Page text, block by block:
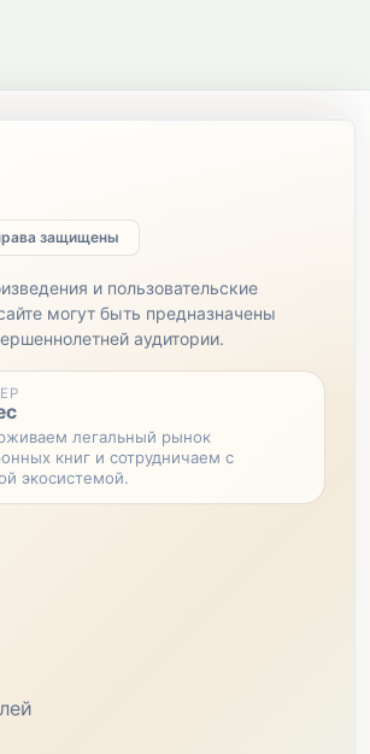
защищены
и пользовательские
могут быть предназначены
аудитории.
легальный рынок
книг и сотрудничаем с
экосистемой.